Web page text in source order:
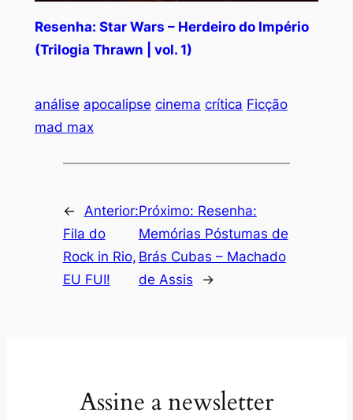
Resenha: Star Wars – Herdeiro do Império
(Trilogia Thrawn | vol. 1)
análise apocalipse cinema crítica Ficção
mad max
← Anterior:
Fila do
Rock in Rio,
EU FUI!
Próximo: Resenha:
Memórias Póstumas de
Brás Cubas – Machado
de Assis
→
Assine a newsletter